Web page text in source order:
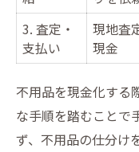
3. 査定・
支払い
現地査
現金
不用品を現金化する
な手順を踏むことで
ず、不用品の仕分け